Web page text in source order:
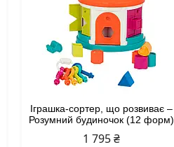
Іграшка-сортер, що розвиває –
Розумний будиночок (12 форм)
1 795 ₴